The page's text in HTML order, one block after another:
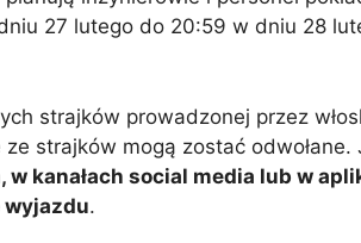
27 lutego do 20:59 w dniu 28
strajków prowadzonej przez
strajków mogą zostać odwołane.
kanałach social media lub w
wyjazdu.